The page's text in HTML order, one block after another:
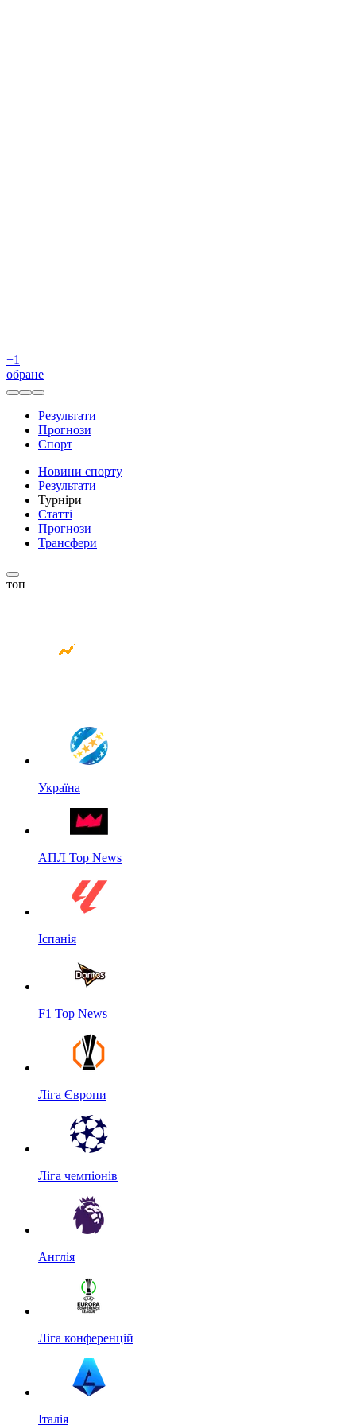
+1
обране
Результати
Прогнози
Спорт
Новини спорту
Результати
Турніри
Статті
Прогнози
Трансфери
топ
Україна
АПЛ Top News
Іспанія
F1 Top News
Ліга Європи
Ліга чемпіонів
Англія
Ліга конференцій
Італія